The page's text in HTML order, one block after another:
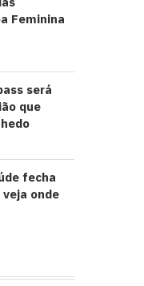
Feminina
será
que
fecha
veja onde